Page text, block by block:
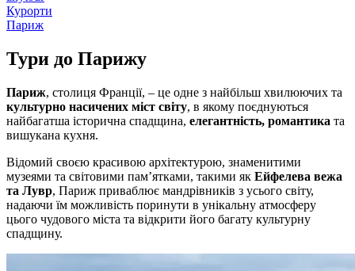
Курорти
Париж
Тури до Парижу
Париж, столиця Франції, – це одне з найбільш хвилюючих та
культурно насичених міст світу, в якому поєднуються
найбагатша історична спадщина, елегантність, романтика та
вишукана кухня.
Відомий своєю красивою архітектурою, знаменитими
музеями та світовими пам’ятками, такими як Ейфелева вежа
та Лувр, Париж приваблює мандрівників з усього світу,
надаючи їм можливість поринути в унікальну атмосферу
цього чудового міста та відкрити його багату культурну
спадщину.